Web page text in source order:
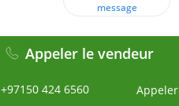
message
Appeler le vendeur
+97150 424 6560 Appeler